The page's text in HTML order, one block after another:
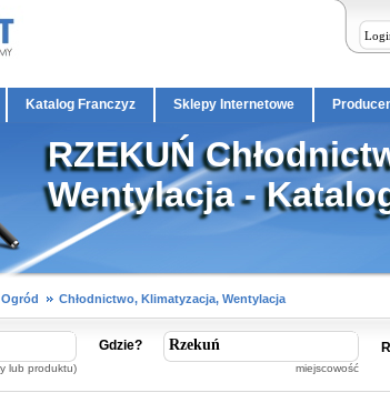
Katalog Franczyz Sklepy Internetowe
RZEKUŃ
Wentylacja -
Chłodnictwo, Klimatyzacja, Wentylacja
lub produktu)
Gdzie?
miejscowość